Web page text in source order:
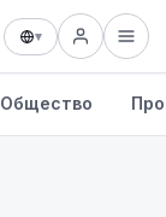
▾
Общество